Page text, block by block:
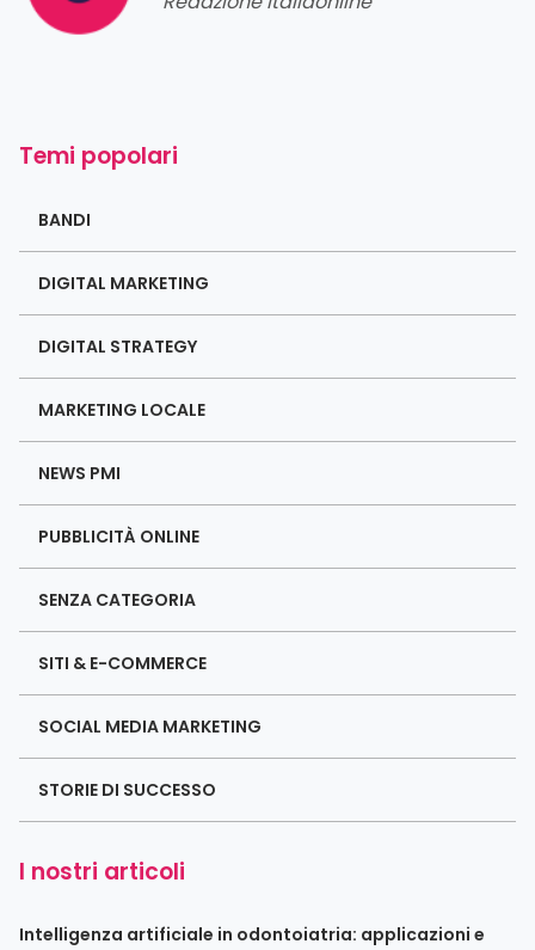
Temi popolari
BANDI
DIGITAL MARKETING
DIGITAL STRATEGY
MARKETING LOCALE
NEWS PMI
PUBBLICITÀ ONLINE
SENZA CATEGORIA
SITI & E-COMMERCE
SOCIAL MEDIA MARKETING
STORIE DI SUCCESSO
I nostri articoli
Intelligenza artificiale in odontoiatria: applicazioni e